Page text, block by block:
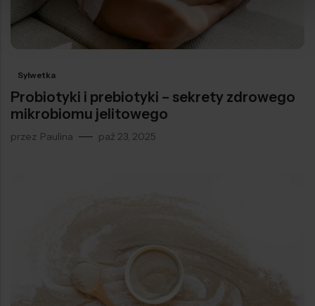
Sylwetka
Probiotyki i prebiotyki – sekrety zdrowego
mikrobiomu jelitowego
przez Paulina paź 23, 2025